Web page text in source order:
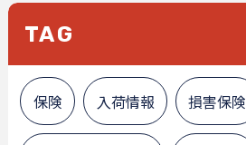
TAG
保険 入荷情報 損害保険